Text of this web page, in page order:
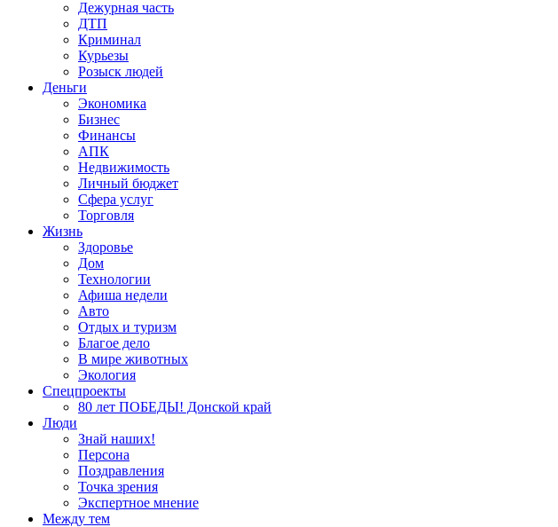
Дежурная часть
ДТП
Криминал
Курьезы
Розыск людей
Деньги
Экономика
Бизнес
Финансы
АПК
Недвижимость
Личный бюджет
Сфера услуг
Торговля
Жизнь
Здоровье
Дом
Технологии
Афиша недели
Авто
Отдых и туризм
Благое дело
В мире животных
Экология
Спецпроекты
80 лет ПОБЕДЫ! Донской край
Люди
Знай наших!
Персона
Поздравления
Точка зрения
Экспертное мнение
Между тем